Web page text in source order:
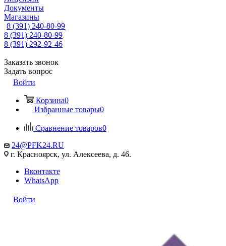
Документы
Магазины
8 (391) 240-80-99
8 (391) 240-80-99
8 (391) 292-92-46
Заказать звонок
Задать вопрос
Войти
Корзина0
Избранные товары0
Сравнение товаров0
24@PFK24.RU
г. Красноярск, ул. Алексеева, д. 46.
Вконтакте
WhatsApp
Войти